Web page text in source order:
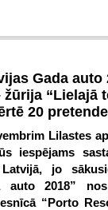
Gada auto
žūrija “Lielajā
20
Lilastes
iespējams
jo
auto 2018”
“Porto